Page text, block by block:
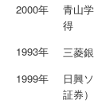
2000年
青山
得
1993年
三菱
1999年
日興
証券